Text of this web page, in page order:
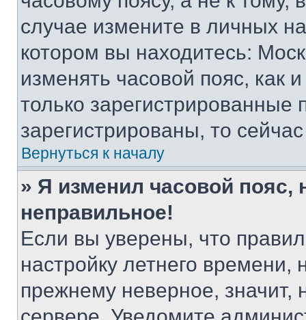
случае измените в личных
котором вы находитесь:
изменять часовой пояс, как
только
зарегистрированы, то
Вернуться к началу
» Я изменил часовой пояс,
неправильное!
Если вы уверены, что
настройку летнего
прежнему неверное, значит,